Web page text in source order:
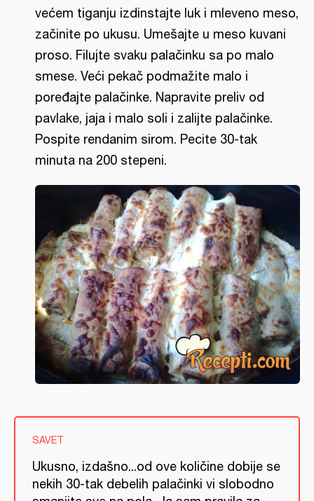
većem tiganju izdinstajte luk i mleveno meso,
začinite po ukusu. Umešajte u meso kuvani
proso. Filujte svaku palačinku sa po malo
smese. Veći pekač podmažite malo i
poređajte palačinke. Napravite preliv od
pavlake, jaja i malo soli i zalijte palačinke.
Pospite rendanim sirom. Pecite 30-tak
minuta na 200 stepeni.
SAVET
Ukusno, izdašno...od ove količine dobije se
nekih 30-tak debelih palačinki vi slobodno